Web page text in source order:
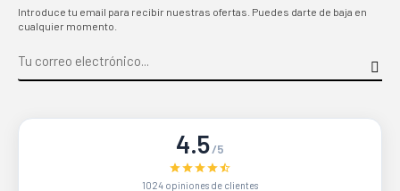
Introduce tu email para recibir nuestras ofertas. Puedes darte de baja en
cualquier momento.
4.5/5
1024 opiniones de clientes